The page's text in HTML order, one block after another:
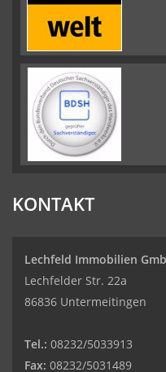
KONTAKT
Lechfeld Immobilien
Lechfelder Str. 22a
86836 Untermeitingen
Tel.: 08232/5033913
Fax: 08232/5031489